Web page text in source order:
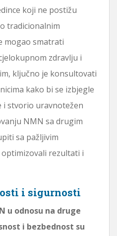
koji ne postižu
tradicionalnim
mogao smatrati
zdravlju i
ključno je konsultovati
kako bi se izbjegle
i stvorio uravnotežen
NMN sa drugim
sa pažljivim
rezultati i
i sigurnosti
u odnosu na druge
i bezbednost su